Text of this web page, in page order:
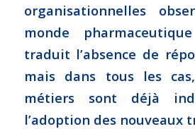
organisationnelles
monde pharmaceutique
traduit l’absence de
mais dans tous les
métiers sont déjà
l’adoption des nouveaux